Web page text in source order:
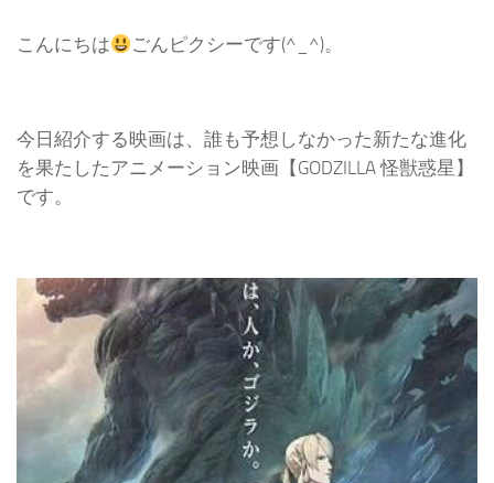
こんにちは ごんピクシーです(^_^)。
今日紹介する映画は、誰も予想しなかった新たな進化
を果たしたアニメーション映画【GODZILLA 怪獣惑星】
です。